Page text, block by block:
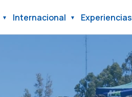
Internacional Experiencias